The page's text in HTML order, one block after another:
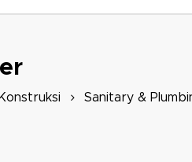
Sanitary &